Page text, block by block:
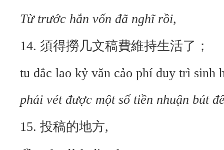
Từ trước hắn vốn đã nghĩ rồi,
14. 須得撈几文稿費維持生活了；
tu đắc lao kỷ văn cảo phí duy trì sinh
phải vét được một số tiền nhuận bút
15. 投稿的地方,